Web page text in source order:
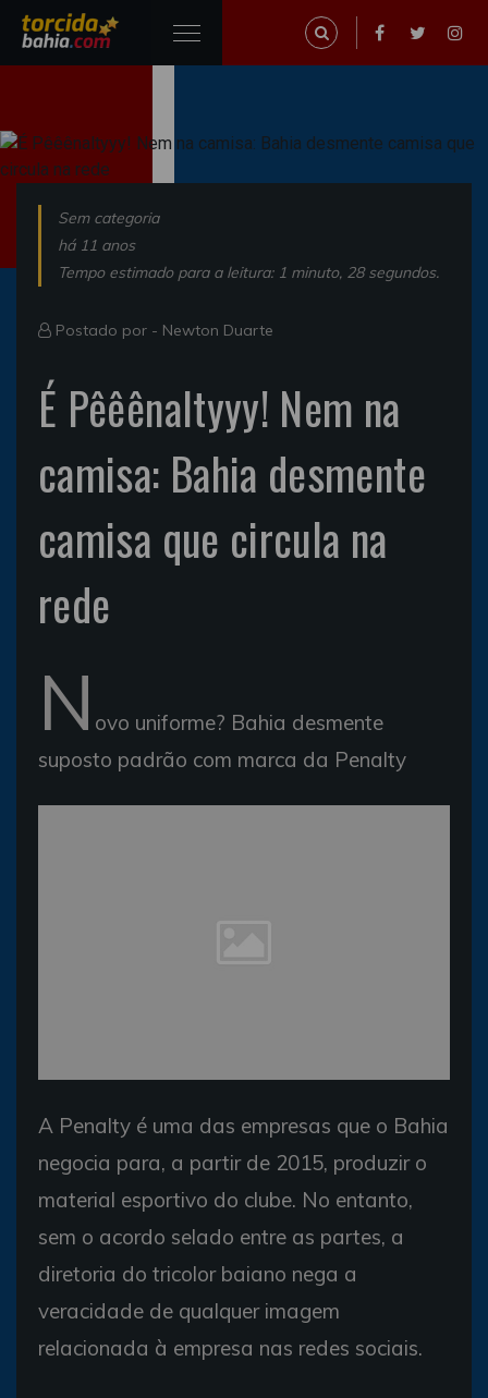
Sem categoria
há 11 anos
Tempo estimado para a leitura: 1 minuto, 28 segundos.
Postado por - Newton Duarte
É Pêêênaltyyy! Nem na
camisa: Bahia desmente
camisa que circula na
rede
N ovo uniforme? Bahia desmente
suposto padrão com marca da Penalty
A Penalty é uma das empresas que o Bahia
negocia para, a partir de 2015, produzir o
material esportivo do clube. No entanto,
sem o acordo selado entre as partes, a
diretoria do tricolor baiano nega a
veracidade de qualquer imagem
relacionada à empresa nas redes sociais.